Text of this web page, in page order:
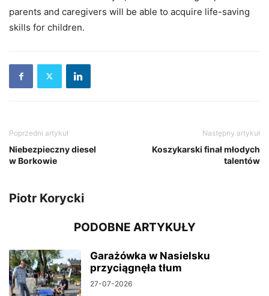
parents and caregivers will be able to acquire life-saving
skills for children.
Poprzedni artykuł
Niebezpieczny diesel
w Borkowie
Następny artykuł
Koszykarski finał młodych
talentów
Piotr Korycki
PODOBNE ARTYKUŁY
Garażówka w Nasielsku
przyciągnęła tłum
27-07-2026